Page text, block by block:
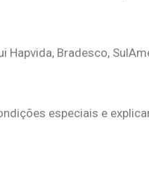
Bradesco,
especiais e